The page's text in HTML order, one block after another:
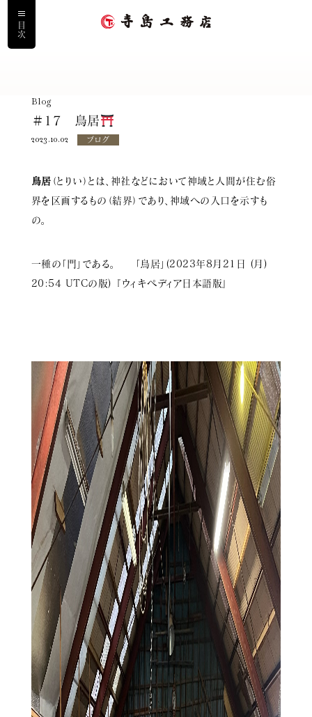
目次
私たちについて
寺島の家に住まう人
サービス
会社概要
お問い合わせ
採用情報
〒380-0961
長野市安茂里小市2-19-2
tel.026-227-5544
© Terashima Kohmuten Privacy Policy.
Blog
＃17 鳥居
2023.10.02 ブログ
鳥居 （とりい）とは、神社などにおいて神域と人間が住む俗
界を区画するもの（結界）であり、神域への入口を示すも
の。
一種の「門」である。 「鳥居」(2023年8月21日 (月)
20:54 UTCの版) 『ウィキペディア日本語版』